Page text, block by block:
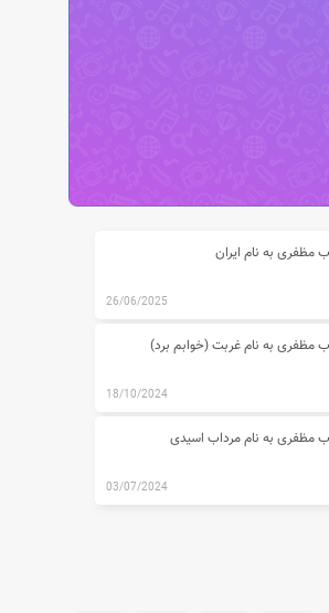
مظفری به نام ایران
26/06/2025
مظفری به نام غربت (خوابم برد)
18/10/2024
مظفری به نام مرداب اسیدی
03/07/2024